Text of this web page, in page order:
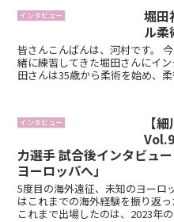
インタビュー
堀田
ル柔
皆さんこんばんは、河村です。
緒に練習してきた堀田さんにイ
田さんは35歳から柔術を始め、
インタビュー
【
力選手 試合後インタビュ
ヨーロッパへ」
5度目の海外遠征、未知のヨーロ
はこれまでの海外経験を振り返
これまで出場したのは、2023年